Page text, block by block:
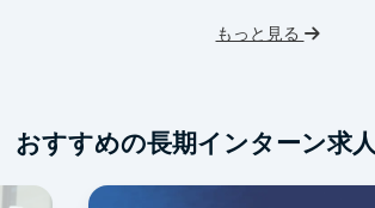
もっと見る
おすすめの長期インターン求人